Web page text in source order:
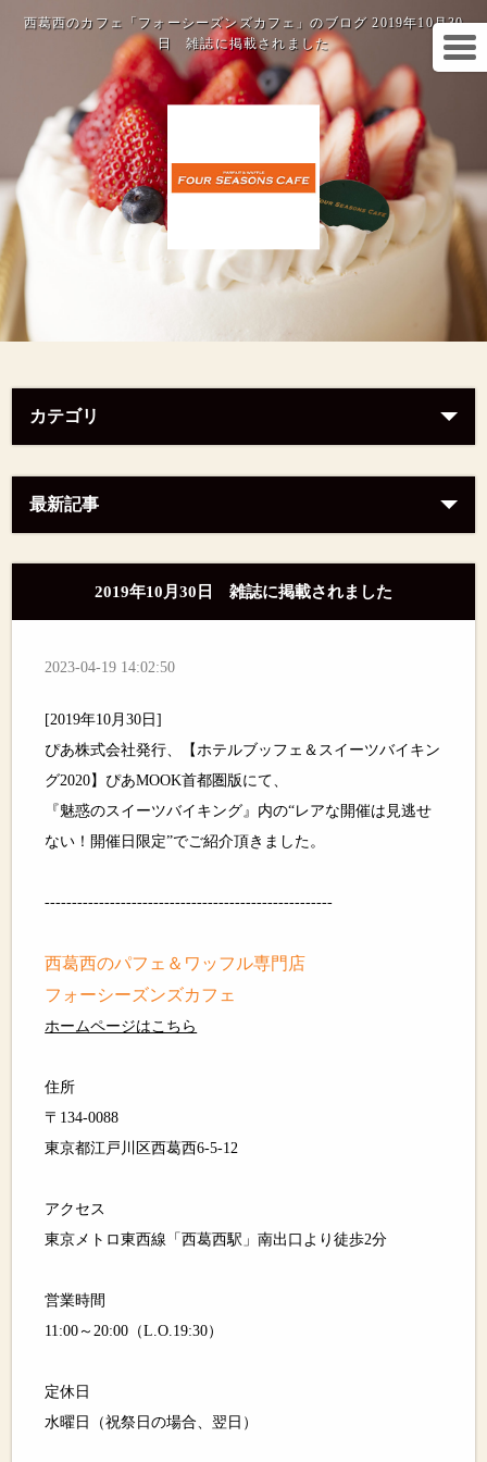
西葛西のカフェ「フォーシーズンズカフェ」のブログ 2019年10月30
日 雑誌に掲載されました
カテゴリ
最新記事
2019年10月30日 雑誌に掲載されました
2023-04-19 14:02:50
[2019年10月30日]
ぴあ株式会社発行、【ホテルブッフェ＆スイーツバイキン
グ2020】ぴあMOOK首都圏版にて、
『魅惑のスイーツバイキング』内の“レアな開催は見逃せ
ない！開催日限定”でご紹介頂きました。
-----------------------------------------------------
西葛西のパフェ＆ワッフル専門店
フォーシーズンズカフェ
ホームページはこちら
住所
〒134-0088
東京都江戸川区西葛西6-5-12
アクセス
東京メトロ東西線「西葛西駅」南出口より徒歩2分
営業時間
11:00～20:00（L.O.19:30）
定休日
水曜日（祝祭日の場合、翌日）